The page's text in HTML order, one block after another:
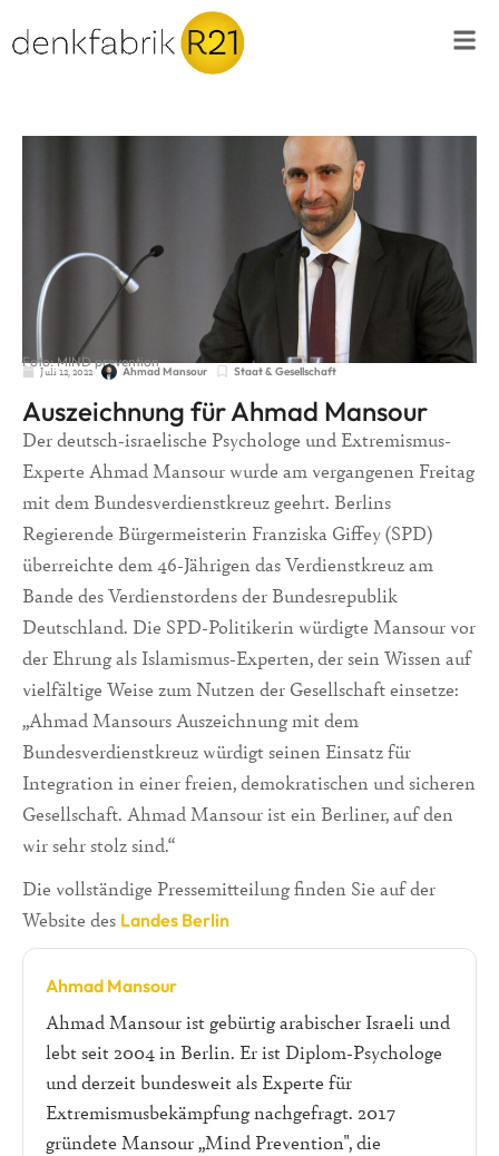
Foto: MIND prevention
Juli 12, 2022 Ahmad Mansour Staat & Gesellschaft
Auszeichnung für Ahmad Mansour
Der deutsch-israelische Psychologe und Extremismus-
Experte Ahmad Mansour wurde am vergangenen Freitag
mit dem Bundesverdienstkreuz geehrt. Berlins
Regierende Bürgermeisterin Franziska Giffey (SPD)
überreichte dem 46-Jährigen das Verdienstkreuz am
Bande des Verdienstordens der Bundesrepublik
Deutschland. Die SPD-Politikerin würdigte Mansour vor
der Ehrung als Islamismus-Experten, der sein Wissen auf
vielfältige Weise zum Nutzen der Gesellschaft einsetze:
„Ahmad Mansours Auszeichnung mit dem
Bundesverdienstkreuz würdigt seinen Einsatz für
Integration in einer freien, demokratischen und sicheren
Gesellschaft. Ahmad Mansour ist ein Berliner, auf den
wir sehr stolz sind.“
Die vollständige Pressemitteilung finden Sie auf der
Website des Landes Berlin
Ahmad Mansour
Ahmad Mansour ist gebürtig arabischer Israeli und
lebt seit 2004 in Berlin. Er ist Diplom-Psychologe
und derzeit bundesweit als Experte für
Extremismusbekämpfung nachgefragt. 2017
gründete Mansour „Mind Prevention", die